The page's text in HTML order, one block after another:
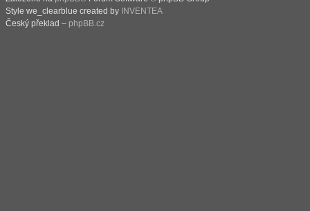
Style we_clearblue created by INVENTEA
Český překlad – phpBB.cz